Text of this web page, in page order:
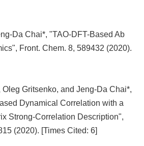
Da Chai*, "TAO-DFT-Based Ab
Front. Chem. 8, 589432 (2020).
Oleg Gritsenko, and Jeng-Da Chai*,
Dynamical Correlation with a
Strong-Correlation Description",
(2020). [Times Cited: 6]